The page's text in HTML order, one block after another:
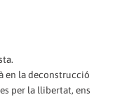
en la deconstrucció
per la llibertat, ens